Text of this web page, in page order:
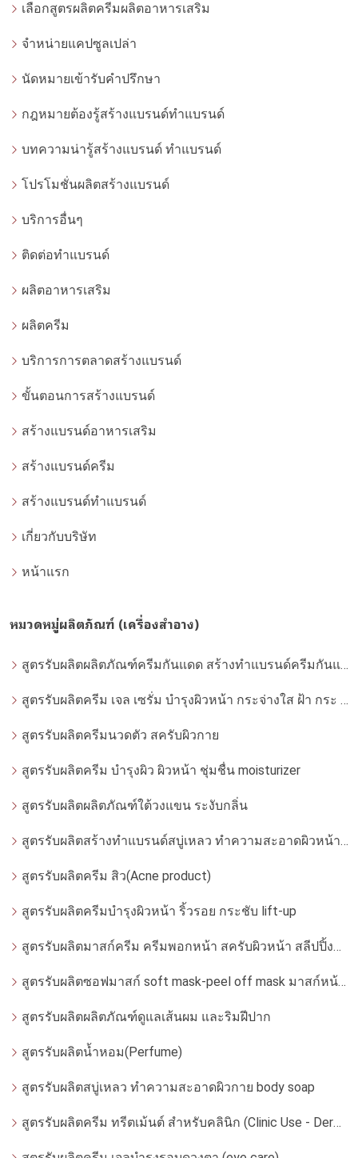
เลือกสูตรผลิตครีมผลิตอาหารเสริม
จำหน่ายแคปซูลเปล่า
นัดหมายเข้ารับคำปรึกษา
กฎหมายต้องรู้สร้างแบรนด์ทำแบรนด์
บทความน่ารู้สร้างแบรนด์ ทำแบรนด์
โปรโมชั่นผลิตสร้างแบรนด์
บริการอื่นๆ
ติดต่อทำแบรนด์
ผลิตอาหารเสริม
ผลิตครีม
บริการการตลาดสร้างแบรนด์
ขั้นตอนการสร้างแบรนด์
สร้างแบรนด์อาหารเสริม
สร้างแบรนด์ครีม
สร้างแบรนด์ทำแบรนด์
เกี่ยวกับบริษัท
หน้าแรก
หมวดหมู่ผลิตภัณฑ์ (เครื่องสำอาง)
สูตรรับผลิตผลิตภัณฑ์ครีมกันแดด สร้างทำแบรนด์ครีมกันแดด โดยโรงงานผลิตที่ได้มาตรฐาน
สูตรรับผลิตครีม เจล เซรั่ม บำรุงผิวหน้า กระจ่างใส ฝ้า กระ จุดด่างดำ whitening
สูตรรับผลิตครีมนวดตัว สครับผิวกาย
สูตรรับผลิตครีม บำรุงผิว ผิวหน้า ชุ่มชื่น moisturizer
สูตรรับผลิตผลิตภัณฑ์ใต้วงแขน ระงับกลิ่น
สูตรรับผลิตสร้างทำแบรนด์สบู่เหลว ทำความสะอาดผิวหน้า โฟมล้างหน้า
สูตรรับผลิตครีม สิว(Acne product)
สูตรรับผลิตครีมบำรุงผิวหน้า ริ้วรอย กระชับ lift-up
สูตรรับผลิตมาสก์ครีม ครีมพอกหน้า สครับผิวหน้า สลีปปิ้งมาสก์
สูตรรับผลิตซอฟมาสก์ soft mask-peel off mask มาสก์หน้ากากอ่อน
สูตรรับผลิตผลิตภัณฑ์ดูแลเส้นผม และริมฝีปาก
สูตรรับผลิตน้ำหอม(Perfume)
สูตรรับผลิตสบู่เหลว ทำความสะอาดผิวกาย body soap
สูตรรับผลิตครีม ทรีตเม้นต์ สำหรับคลินิก (Clinic Use - Dermatologist)